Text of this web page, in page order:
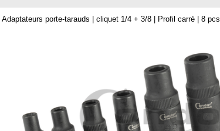
Adaptateurs porte-tarauds | cliquet 1/4 + 3/8 | Profil carré | 8 pcs